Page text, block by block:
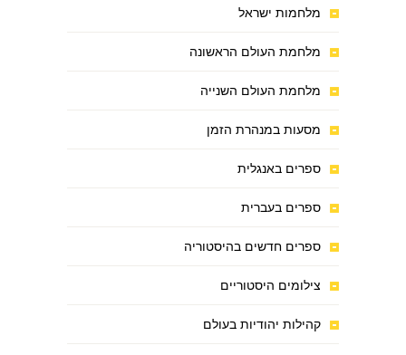
מלחמות ישראל
מלחמת העולם הראשונה
מלחמת העולם השנייה
מסעות במנהרת הזמן
ספרים באנגלית
ספרים בעברית
ספרים חדשים בהיסטוריה
צילומים היסטוריים
קהילות יהודיות בעולם